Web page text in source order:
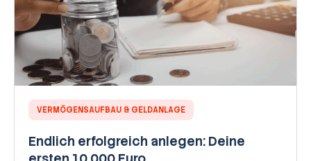
VERMÖGENSAUFBAU & GELDANLAGE
Endlich erfolgreich anlegen: Deine